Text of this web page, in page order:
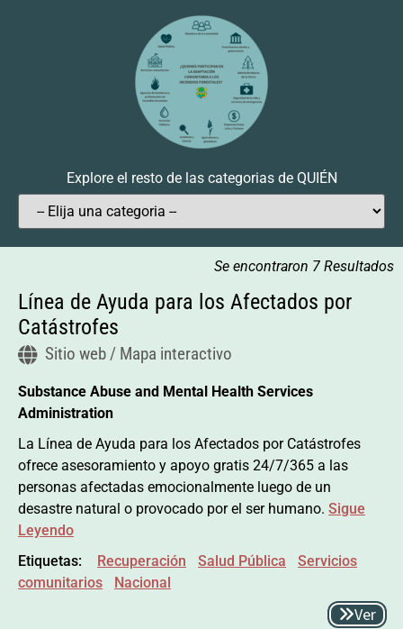
Explore el resto de las categorias de QUIÉN
Se encontraron 7 Resultados
Línea de Ayuda para los Afectados por
Catástrofes
Sitio web / Mapa interactivo
Substance Abuse and Mental Health Services
Administration
La Línea de Ayuda para los Afectados por Catástrofes
ofrece asesoramiento y apoyo gratis 24/7/365 a las
personas afectadas emocionalmente luego de un
desastre natural o provocado por el ser humano. Sigue
Leyendo
Etiquetas:
Recuperación Salud Pública
Servicios
comunitarios
Nacional
Ver